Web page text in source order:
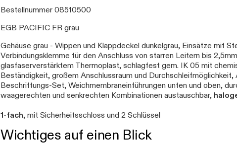
Bestellnummer 08510500
EGB PACIFIC FR grau
Gehäuse grau - Wippen und Klappdeckel dunkelgrau, Einsätze mit
Verbindungsklemme für den Anschluss von starren Leitern bis
glasfaserverstärktem Thermoplast, schlagfest gem. IK 05 mit
Beständigkeit, großem Anschlussraum und Durchschleifmöglichkeit,
Beschriftungs-Set, Weichmembraneinführungen unten und oben,
waagerechten und senkrechten Kombinationen austauschbar,
1-fach, mit Sicherheitsschloss und 2 Schlüssel
Wichtiges auf einen Blick